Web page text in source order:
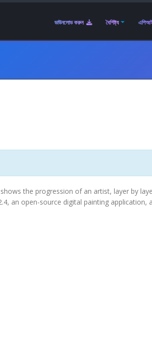
ডাউনলোড করুন বৈশিষ্ট্য
the progression of an artist, layer by
an open-source digital painting application,